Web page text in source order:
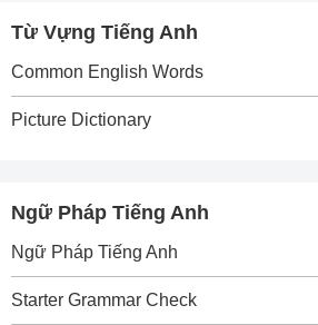
Từ Vựng Tiếng Anh
Common English Words
Picture Dictionary
Ngữ Pháp Tiếng Anh
Ngữ Pháp Tiếng Anh
Starter Grammar Check